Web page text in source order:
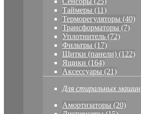
Таймеры (11)
Терморегуляторы (40)
Трансформаторы (7)
Уплотнитель (72)
Фильтры (17)
Щитки (панели) (122)
Ящики (164)
Аксессуары (21)
Для стиральных машин
Амортизаторы (20)